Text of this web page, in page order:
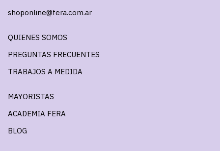
shoponline@fera.com.ar
QUIENES SOMOS
PREGUNTAS FRECUENTES
TRABAJOS A MEDIDA
MAYORISTAS
ACADEMIA FERA
BLOG